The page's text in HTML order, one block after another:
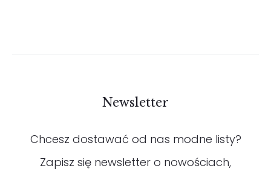
Newsletter
Chcesz dostawać od nas modne listy?
Zapisz się newsletter o nowościach,